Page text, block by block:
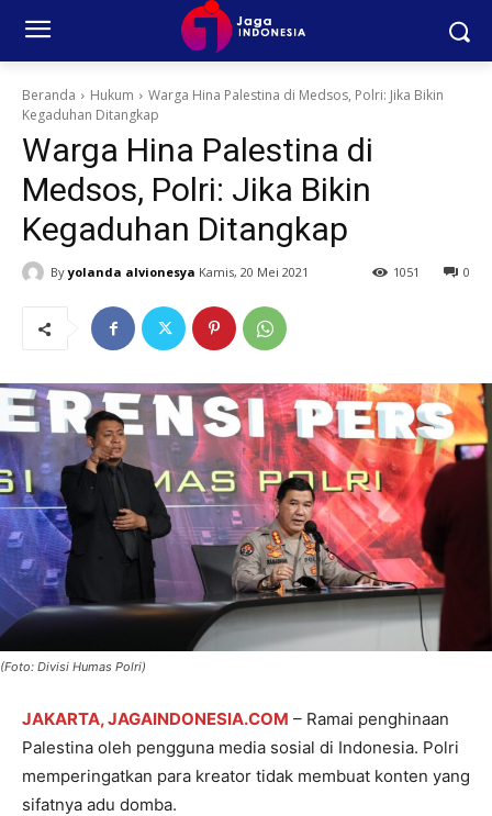
Beranda Hukum
Warga Hina Palestina di Medsos, Polri: Jika Bikin
Kegaduhan Ditangkap
Warga Hina Palestina di
Medsos, Polri: Jika Bikin
Kegaduhan Ditangkap
By yolanda alvionesya Kamis, 20 Mei 2021 0
1051
(Foto: Divisi Humas Polri)
JAKARTA, JAGAINDONESIA.COM – Ramai penghinaan
Palestina oleh pengguna media sosial di Indonesia. Polri
memperingatkan para kreator tidak membuat konten yang
sifatnya adu domba.